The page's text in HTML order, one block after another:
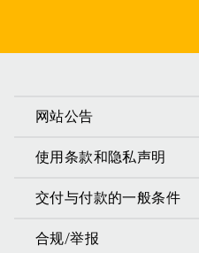
网站公告
使用条款和隐私声明
交付与付款的一般条件
合规/举报